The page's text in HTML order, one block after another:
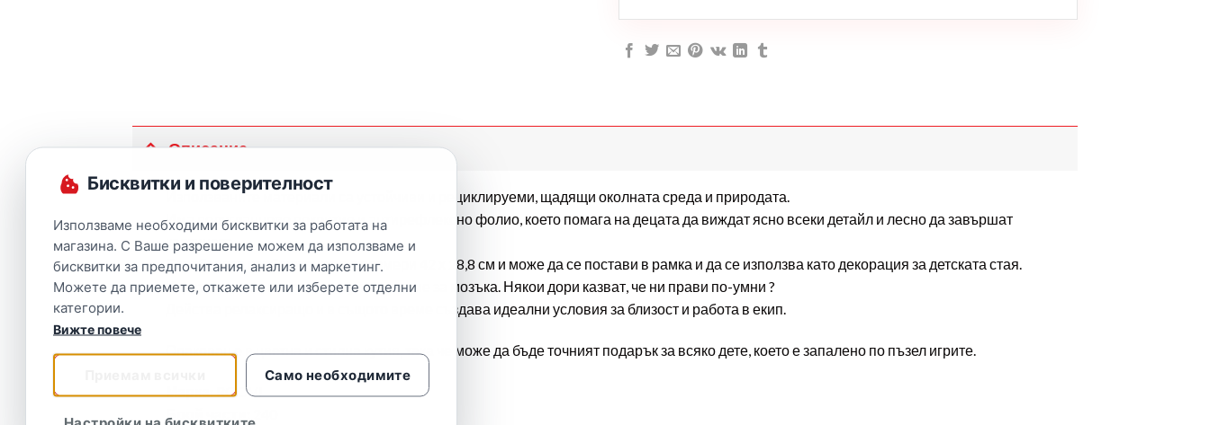
Описание
Използваните материали са устойчиви и рециклируеми, щадящи околната среда и природата.
Има полугланцово покритие и антирефлексно фолио, което помага на децата да виждат ясно всеки детайл и лесно да завършат
картината.
Сглобеното изображение е с размери 42 х 28,8 см и може да се постави в рамка и да се използва като декорация за детската стая.
Играта пъзел е комплексно упражнение за мозъка. Някои дори казват, че ни прави по-умни ?
Действа релаксиращо и в същото време създава идеални условия за близост и работа в екип.
Опакован е в цветна и стилна кутия, така че може да бъде точният подарък за всяко дете, което е запалено по пъзел игрите.
Марка:ROOVI
Брой части:
Бисквитки и поверителност
Използваме необходими бисквитки за работата на
магазина. С Ваше разрешение можем да използваме и
бисквитки за предпочитания, анализ и маркетинг.
Можете да приемете, откажете или изберете отделни
категории.
Само необходимите
Вижте повече